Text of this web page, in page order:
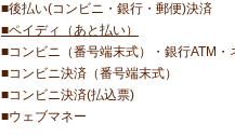
■後払い(コンビニ・銀行・郵便)決済
■ペイディ（あと払い）
■コンビニ（番号端末式）・銀行ATM
■コンビニ決済（番号端末式）
■コンビニ決済(払込票)
■ウェブマネー